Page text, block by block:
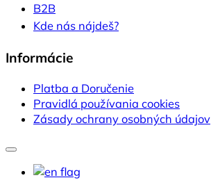
B2B
Kde nás nájdeš?
Informácie
Platba a Doručenie
Pravidlá používania cookies
Zásady ochrany osobných údajov